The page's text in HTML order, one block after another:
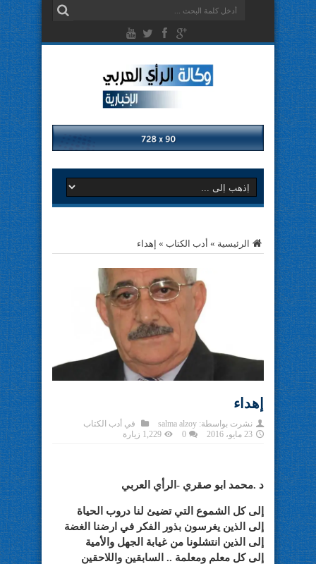
الرئيسية » أدب الكتاب » إهداء
إهداء
نشرت بواسطة: salma alzoy في أدب الكتاب
23 مايو، 2016
0 1,229 زيارة
د .محمد ابو صقري -الرأي العربي
إلى كل الشموع التي تضيئ لنا دروب الحياة
إلى الذين يغرسون بذور الفكر في ارضنا الغضة
إلى الذين انتشلونا من غيابة الجهل والأمية
إلى كل معلم ومعلمة .. السابقين واللاحقين